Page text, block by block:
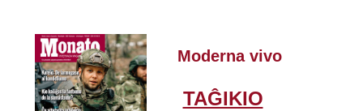
Moderna vivo
TAĜIKIO